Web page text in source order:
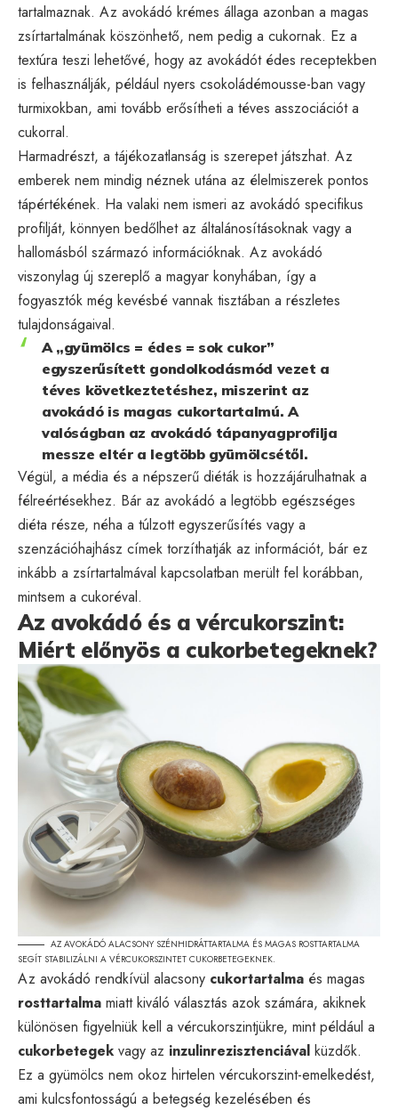
tartalmaznak. Az avokádó krémes állaga azonban a magas
zsírtartalmának köszönhető, nem pedig a cukornak. Ez a
textúra teszi lehetővé, hogy az avokádót édes receptekben
is felhasználják, például nyers csokoládémousse-ban vagy
turmixokban, ami tovább erősítheti a téves asszociációt a
cukorral.
Harmadrészt, a tájékozatlanság is szerepet játszhat. Az
emberek nem mindig néznek utána az élelmiszerek pontos
tápértékének. Ha valaki nem ismeri az avokádó specifikus
profilját, könnyen bedőlhet az általánosításoknak vagy a
hallomásból származó információknak. Az avokádó
viszonylag új szereplő a magyar konyhában, így a
fogyasztók még kevésbé vannak tisztában a részletes
tulajdonságaival.
A „gyümölcs = édes = sok cukor”
egyszerűsített gondolkodásmód vezet a
téves következtetéshez, miszerint az
avokádó is magas cukortartalmú. A
valóságban az avokádó tápanyagprofilja
messze eltér a legtöbb gyümölcsétől.
Végül, a média és a népszerű diéták is hozzájárulhatnak a
félreértésekhez. Bár az avokádó a legtöbb egészséges
diéta része, néha a túlzott egyszerűsítés vagy a
szenzációhajhász címek torzíthatják az információt, bár ez
inkább a zsírtartalmával kapcsolatban merült fel korábban,
mintsem a cukoréval.
Az avokádó és a vércukorszint:
Miért előnyös a cukorbetegeknek?
AZ AVOKÁDÓ ALACSONY SZÉNHIDRÁTTARTALMA ÉS MAGAS ROSTTARTALMA
SEGÍT STABILIZÁLNI A VÉRCUKORSZINTET CUKORBETEGEKNEK.
Az avokádó rendkívül alacsony cukortartalma és magas
rosttartalma miatt kiváló választás azok számára, akiknek
különösen figyelniük kell a vércukorszintjükre, mint például a
cukorbetegek vagy az inzulinrezisztenciával küzdők.
Ez a gyümölcs nem okoz hirtelen vércukorszint-emelkedést,
ami kulcsfontosságú a betegség kezelésében és